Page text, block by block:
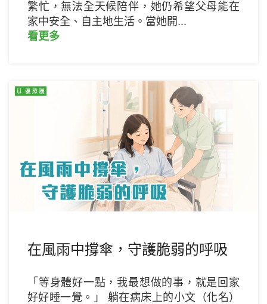
繁忙，無法全天候陪伴，她仍希望父母能在
家中安全、自主地生活。當她開...
看更多
在風雨中撐傘，守護脆弱的呼吸
「等身體好一點，我最想做的事，就是回家
好好睡一覺。」 躺在病床上的小文（化名）